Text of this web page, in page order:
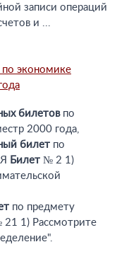
записи операций
и ...
по экономике
билетовпо
2000 года,
билет по
Билет № 2 1)
по предмету
1) Рассмотрите